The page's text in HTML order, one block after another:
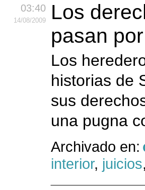
03:40
14/08/2009
Los
pasan
Los
historias de
sus
una pugna
Archivado en:
interior, juicios,